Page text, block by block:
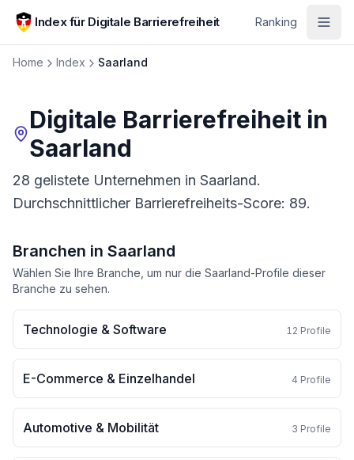
Zum Hauptinhalt springen
Index für Digitale Barrierefreiheit Ranking
Home Index Saarland
Digitale Barrierefreiheit in
Saarland
28 gelistete Unternehmen in Saarland.
Durchschnittlicher Barrierefreiheits-Score: 89.
Branchen in Saarland
Wählen Sie Ihre Branche, um nur die Saarland-Profile dieser
Branche zu sehen.
Technologie & Software 12 Profile
E-Commerce & Einzelhandel 4 Profile
Automotive & Mobilität 3 Profile